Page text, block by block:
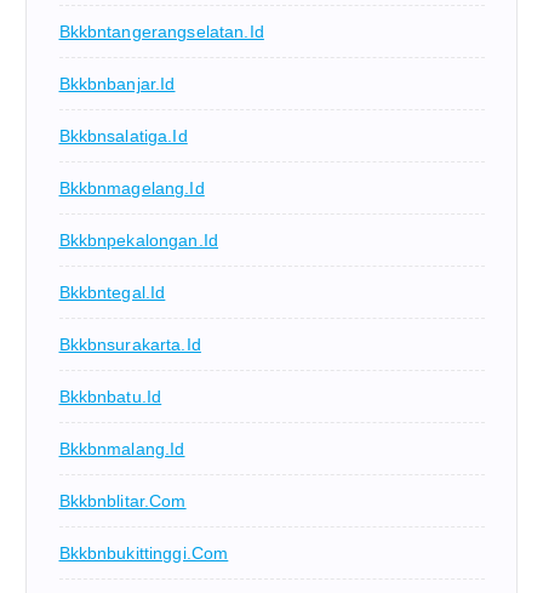
Bkkbntangerangselatan.id
Bkkbnbanjar.id
Bkkbnsalatiga.id
Bkkbnmagelang.id
Bkkbnpekalongan.id
Bkkbntegal.id
Bkkbnsurakarta.id
Bkkbnbatu.id
Bkkbnmalang.id
Bkkbnblitar.com
Bkkbnbukittinggi.com